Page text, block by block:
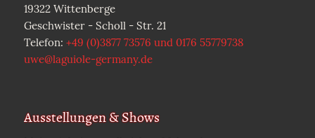
19322 Wittenberge
Geschwister - Scholl - Str. 21
Telefon: +49 (0)3877 73576 und 0176 55779738
uwe@laguiole-germany.de
Ausstellungen & Shows